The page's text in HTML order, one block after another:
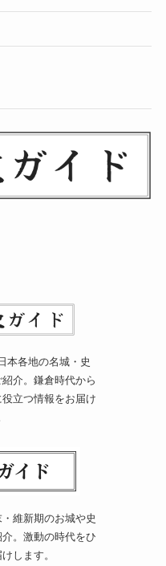
本各地の名城・史
介。鎌倉時代から
立つ情報をお届け
維新期のお城や史
。激動の時代をひ
します。